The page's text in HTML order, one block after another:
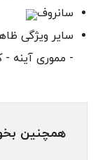
سانروف
سایر ویژگی‌
- مموری آینه
همچنین